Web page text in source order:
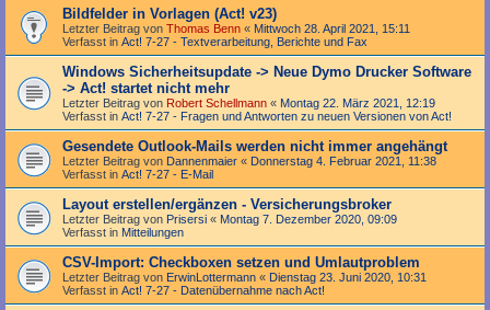
Bildfelder in Vorlagen (Act! v23)
Letzter Beitrag von Thomas Benn « Mittwoch 28. April 2021, 15:11
Verfasst in Act! 7-27 - Text­­ver­arbei­tung, Berichte und Fax
Windows Sicherheitsupdate -> Neue Dymo Drucker Software
-> Act! startet nicht mehr
Letzter Beitrag von Robert Schellmann « Montag 22. März 2021, 12:19
Verfasst in Act! 7-27 - Fragen und Antworten zu neuen Versionen von Act!
Gesendete Outlook-Mails werden nicht immer angehängt
Letzter Beitrag von Dannenmaier « Donnerstag 4. Februar 2021, 11:38
Verfasst in Act! 7-27 - E-Mail
Layout erstellen/ergänzen - Versicherungsbroker
Letzter Beitrag von Prisersi « Montag 7. Dezember 2020, 09:09
Verfasst in Mitteilungen
CSV-Import: Checkboxen setzen und Umlautproblem
Letzter Beitrag von ErwinLottermann « Dienstag 23. Juni 2020, 10:31
Verfasst in Act! 7-27 - Datenübernahme nach Act!